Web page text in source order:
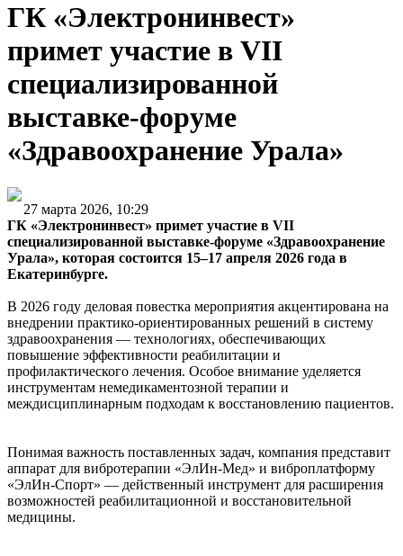
ГК «Электронинвест»
примет участие в VII
специализированной
выставке-форуме
«Здравоохранение Урала»
27 марта 2026, 10:29
ГК «Электронинвест» примет участие в VII
специализированной выставке-форуме «Здравоохранение
Урала», которая состоится 15–17 апреля 2026 года в
Екатеринбурге.
В 2026 году деловая повестка мероприятия акцентирована на
внедрении практико-ориентированных решений в систему
здравоохранения — технологиях, обеспечивающих
повышение эффективности реабилитации и
профилактического лечения. Особое внимание уделяется
инструментам немедикаментозной терапии и
междисциплинарным подходам к восстановлению пациентов.
Понимая важность поставленных задач, компания представит
аппарат для вибротерапии «ЭлИн-Мед» и виброплатформу
«ЭлИн-Спорт» — действенный инструмент для расширения
возможностей реабилитационной и восстановительной
медицины.